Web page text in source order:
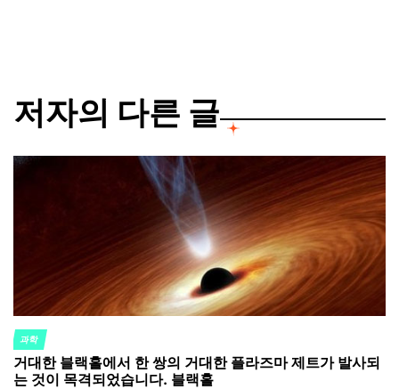
저자의 다른 글
POSTED
IN
과학
거대한 블랙홀에서 한 쌍의 거대한 플라즈마 제트가 발사되
는 것이 목격되었습니다. 블랙홀